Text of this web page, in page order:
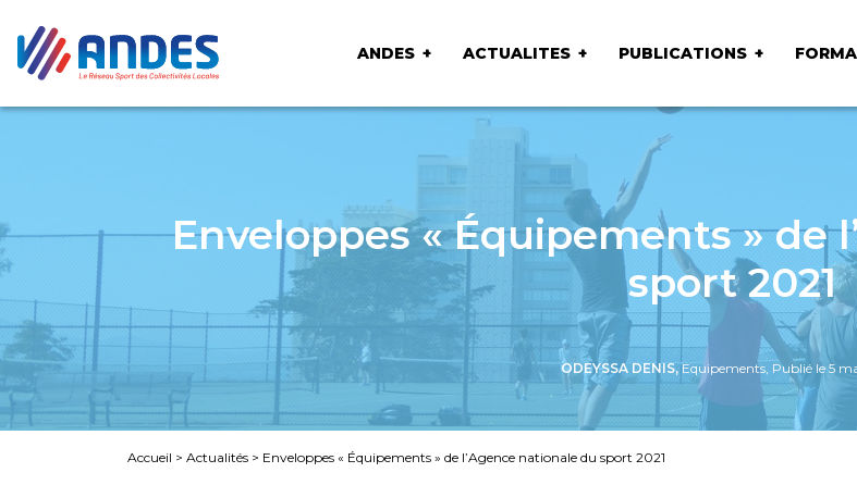
ANDES ACTUALITES PUBLICATIONS
Enveloppes « Équipements » de
sport 2021
ODEYSSA DENIS,Equipements, Publié le 5
Accueil > Actualités > Enveloppes « Équipements » de l’Agence nationale du sport 2021